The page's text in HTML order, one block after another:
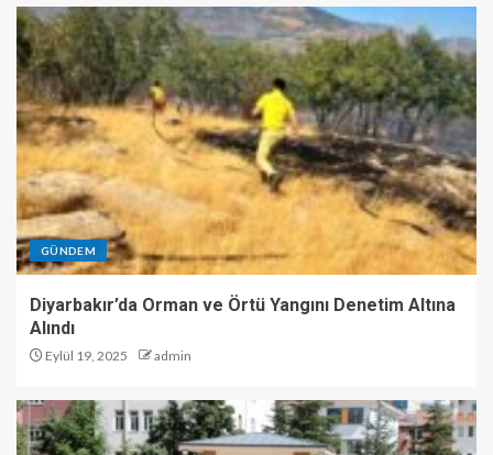
GÜNDEM
Diyarbakır’da Orman ve Örtü Yangını Denetim Altına
Alındı
Eylül 19, 2025 admin